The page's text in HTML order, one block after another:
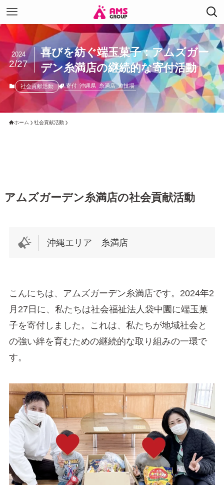
喜びを紡ぐ端玉菓子：アムズガー
デン糸満店の継続的な寄付活動
2024
2/27
社会貢献活動 寄付 沖縄県 糸満店 遊技場
ホーム 社会貢献活動
アムズガーデン糸満店の社会貢献活動
沖縄エリア 糸満店
こんにちは、アムズガーデン糸満店です。2024年2
月27日に、私たちは社会福祉法人袋中園に端玉菓
子を寄付しました。これは、私たちが地域社会と
の強い絆を育むための継続的な取り組みの一環で
す。